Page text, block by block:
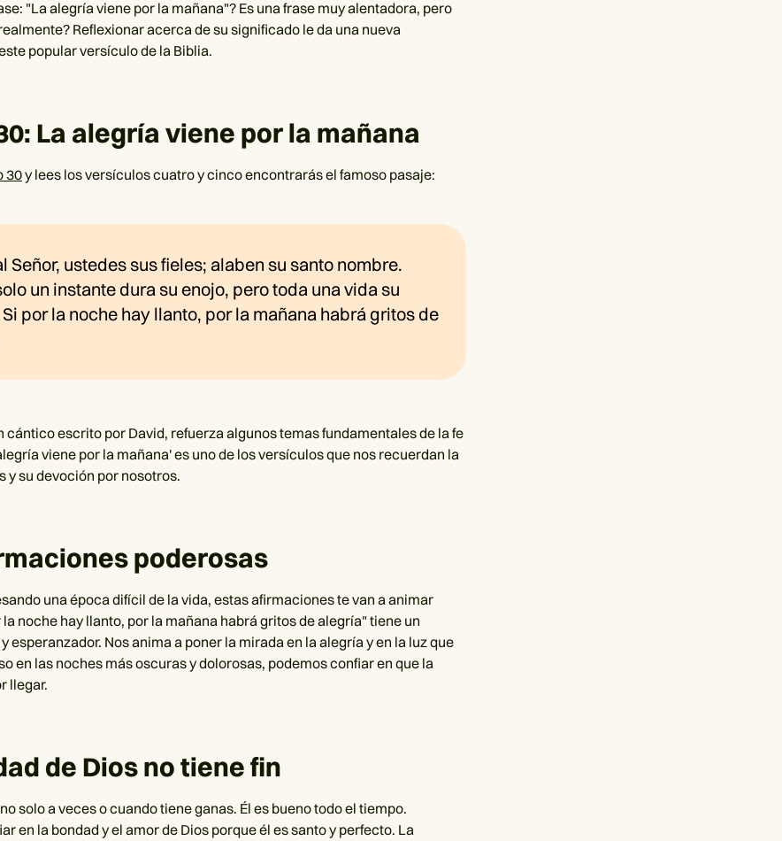
"La alegría viene por la mañana"? Es una frase muy alentadora, pero
Reflexionar acerca de su significado le da una nueva
popular versículo de la Biblia.
La alegría viene por la mañana
30y lees los versículos cuatro y cinco encontrarás el famoso pasaje:
Señor, ustedes sus fieles; alaben su santo nombre.
un instante dura su enojo, pero toda una vida su
por la noche hay llanto, por la mañana habrá gritos de
cántico escrito por David, refuerza algunos temas fundamentales de la fe
viene por la mañana' es uno de los versículos que nos recuerdan la
y su devoción por nosotros.
poderosas
una época difícil de la vida, estas afirmaciones te van a animar
noche hay llanto, por la mañana habrá gritos de alegría" tiene un
esperanzador. Nos anima a poner la mirada en la alegría y en la luz que
en las noches más oscuras y dolorosas, podemos confiar en que la
llegar.
de Dios no tiene fin
solo a veces o cuando tiene ganas. Él es bueno todo el tiempo.
en la bondad y el amor de Dios porque él es santo y perfecto. La